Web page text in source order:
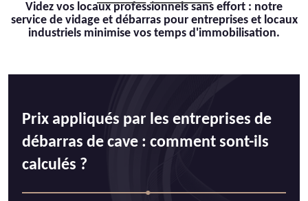
Videz vos locaux professionnels sans effort : notre
service de vidage et débarras pour entreprises et locaux
industriels minimise vos temps d'immobilisation.
Prix appliqués par les entreprises de
débarras de cave : comment sont-ils
calculés ?